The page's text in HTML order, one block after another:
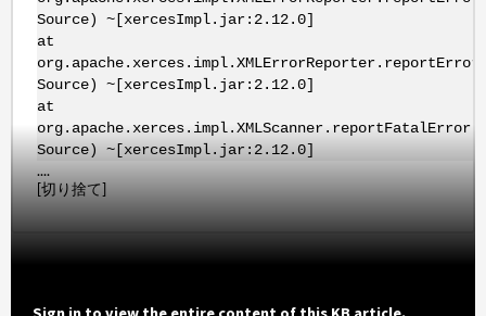
Source) ~[xercesImpl.jar:2.12.0]
at
Source) ~[xercesImpl.jar:2.12.0]
at
Source) ~[xercesImpl.jar:2.12.0]
....
[切り捨て]